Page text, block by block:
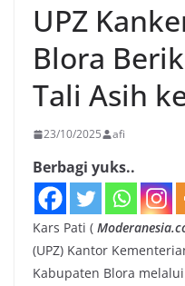
UPZ
Blora
Tali Asih
23/10/2025 afi
Berbagi yuks..
Kars Pati (
(UPZ) Kantor
Kabupaten Blora